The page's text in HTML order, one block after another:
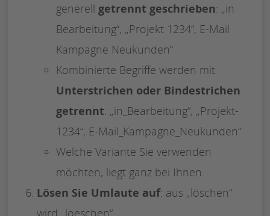
generell getrennt geschrieben: „in
Bearbeitung“, „Projekt 1234“, E-Mail
Kampagne Neukunden“
Kombinierte Begriffe werden mit
Unterstrichen oder Bindestrichen
getrennt: „in_Bearbeitung“, „Projekt-
1234“, E-Mail_Kampagne_Neukunden“
Welche Variante Sie verwenden
möchten, liegt ganz bei Ihnen.
Lösen Sie Umlaute auf: aus „löschen“
wird „loeschen“.